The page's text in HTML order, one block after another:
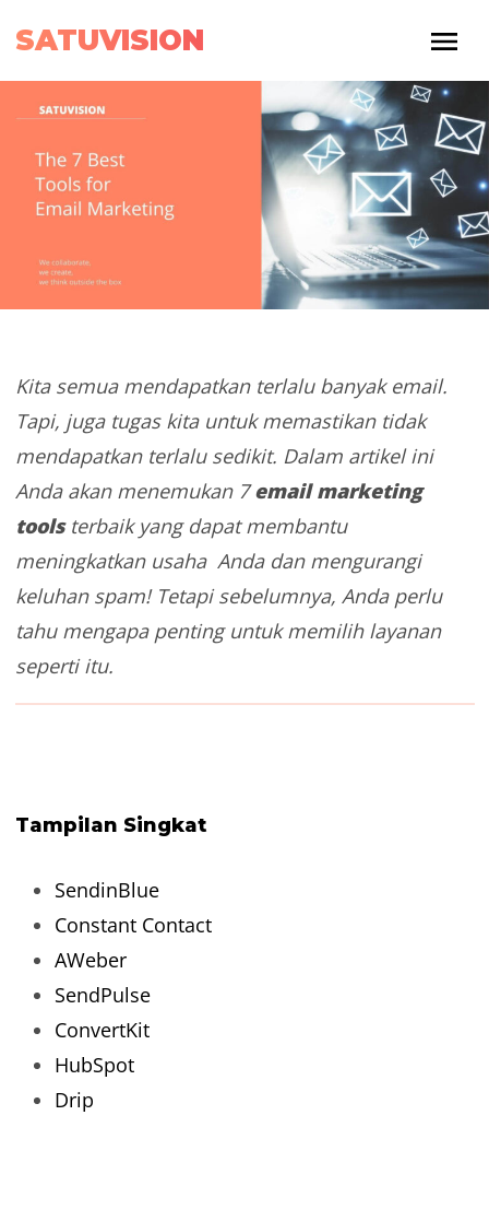
SATUVISION
Kita semua mendapatkan terlalu banyak email.
Tapi, juga tugas kita untuk memastikan tidak
mendapatkan terlalu sedikit. Dalam artikel ini
Anda akan menemukan 7email marketing
toolsterbaik yang dapat membantu
meningkatkan usaha Anda dan mengurangi
keluhan spam! Tetapi sebelumnya, Anda perlu
tahu mengapa penting untuk memilih layanan
seperti itu.
Tampilan Singkat
SendinBlue
Constant Contact
AWeber
SendPulse
ConvertKit
HubSpot
Drip